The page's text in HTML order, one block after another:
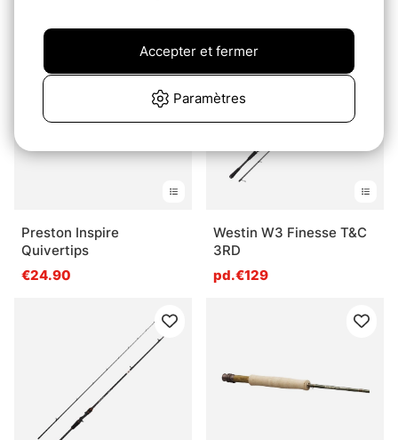
Preston Inspire
Quivertips
€24.90
Westin W3 Finesse T&C
3RD
pd.€129
Paramètres
Accepter et fermer